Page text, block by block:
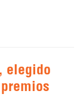
elegido